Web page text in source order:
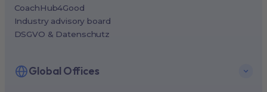
CoachHub4Good
Industry advisory board
DSGVO & Datenschutz
Global Offices